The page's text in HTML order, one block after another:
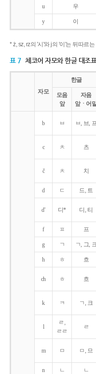
u 우
y 이
* ż, sz, rz의 '시'와 j의 '이'는 뒤따르
표 7 체코어 자모와 한글 대조표
자모
한글
모음
앞
자음
앞ㆍ어
b ㅂ ㅂ, 브,
c ㅊ 츠
č ㅊ 치
d ㄷ 드, 트
d' 디* 디, 티
f ㅍ 프
g ㄱ ㄱ, 그,
h ㅎ 흐
ch ㅎ 흐
k ㅋ ㄱ, 크
l
ㄹ,
ㄹㄹ
ㄹ
m ㅁ ㅁ, 므
n ㄴ ㄴ